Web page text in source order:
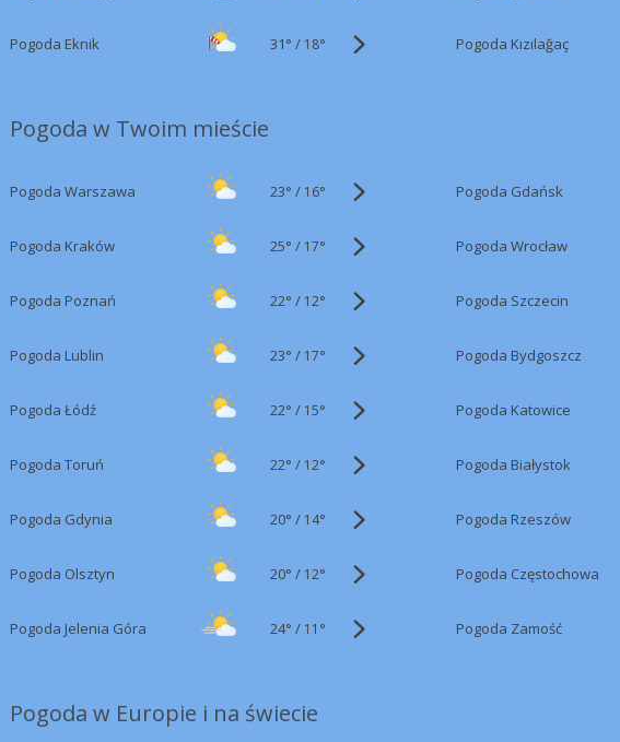
Pogoda Eknik 31° / 18° Pogoda Kızılağaç
Pogoda w Twoim mieście
Pogoda Warszawa 23° / 16° Pogoda Gdańsk
Pogoda Kraków 25° / 17° Pogoda Wrocław
Pogoda Poznań 22° / 12° Pogoda Szczecin
Pogoda Lublin 23° / 17° Pogoda Bydgoszcz
Pogoda Łódź 22° / 15° Pogoda Katowice
Pogoda Toruń 22° / 12° Pogoda Białystok
Pogoda Gdynia 20° / 14° Pogoda Rzeszów
Pogoda Olsztyn 20° / 12° Pogoda Częstochowa
Pogoda Jelenia Góra 24° / 11° Pogoda Zamość
Pogoda w Europie i na świecie